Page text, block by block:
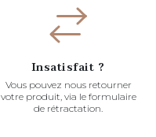
Insatisfait ?
Vous pouvez nous retourner
votre produit, via le formulaire
de rétractation.